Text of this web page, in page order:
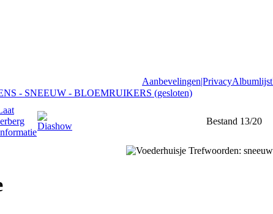
Aanbevelingen|PrivacyAlbumlijst
- SNEEUW - BLOEMRUIKERS (gesloten)
Bestand 13/20